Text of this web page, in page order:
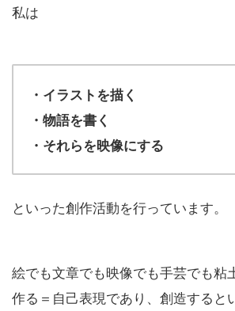
私は
・イラストを描く
・物語を書く
・それらを映像にする
といった創作活動を行っています。
絵でも文章でも映像でも手芸でも粘
作る＝自己表現であり、創造すると